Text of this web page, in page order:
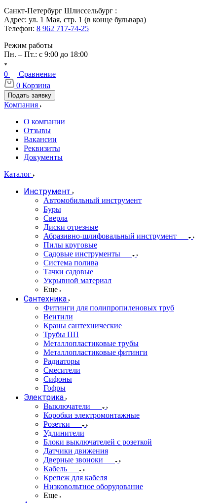
Санкт-Петербург Шлиссельбург :
Адрес: ул. 1 Мая, стр. 1 (в конце бульвара)
Телефон: 8 962 717-74-25
Режим работы
Пн. – Пт.: с 9:00 до 18:00
0
Сравнение
0 Корзина
Подать заявку
Компания
О компании
Отзывы
Вакансии
Реквизиты
Документы
Каталог
Инструмент
Автомобильный инструмент
Буры
Сверла
Диски отрезные
Абразивно-шлифовальный инструмент
Пилы круговые
Садовые инструменты
Система полива
Тачки садовые
Укрывной материал
Еще
Сантехника
Фитинги для полипропиленовых труб
Вентили
Краны сантехнические
Трубы ПП
Металлопластиковые трубы
Металлопластиковые фитинги
Радиаторы
Смесители
Сифоны
Гофры
Электрика
Выключатели
Коробки электромонтажные
Розетки
Удлинители
Блоки выключателей с розеткой
Датчики движения
Дверные звоноки
Кабель
Крепеж для кабеля
Низковольтное оборудование
Еще